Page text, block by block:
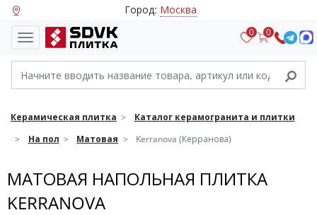
Город: Москва
0 0
Керамическая плитка
Каталог керамогранита и плитки
На пол
Матовая Kerranova (Керранова)
МАТОВАЯ НАПОЛЬНАЯ ПЛИТКА
KERRANOVA